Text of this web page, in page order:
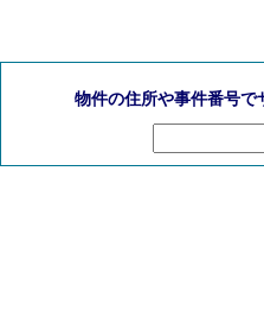
物件の住所や事件番号で